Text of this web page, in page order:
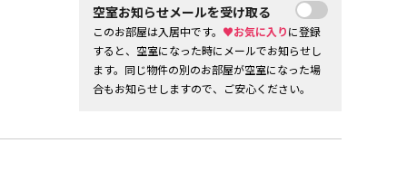
空室お知らせメールを受け取る
このお部屋は入居中です。 ♥お気に入りに登録
すると、空室になった時にメールでお知らせし
ます。同じ物件の別のお部屋が空室になった場
合もお知らせしますので、ご安心ください。